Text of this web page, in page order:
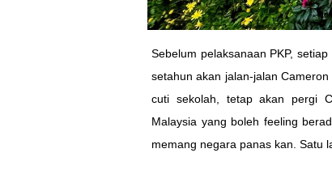
Sebelum pelaksanaan PKP,
setahun akan jalan-jalan
cuti sekolah, tetap akan pergi
Malaysia yang boleh feeling
memang negara panas kan. Satu